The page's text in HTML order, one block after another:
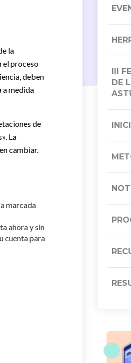
la
el proceso
deben
a medida
de
La
cambiar.
marcada
ahora y sin
cuenta para
III
DE